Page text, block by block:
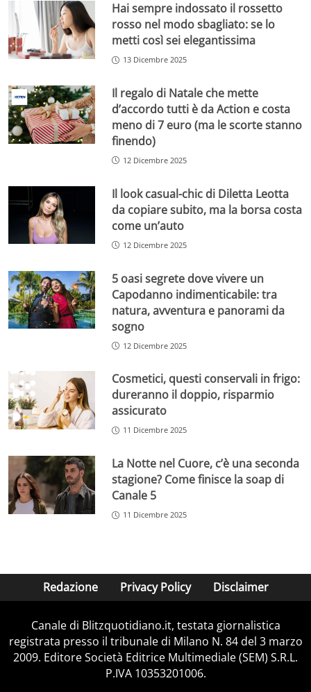
Hai sempre indossato il rossetto
rosso nel modo sbagliato: se lo
metti così sei elegantissima
13 Dicembre 2025
Il regalo di Natale che mette
d’accordo tutti è da Action e costa
meno di 7 euro (ma le scorte stanno
finendo)
12 Dicembre 2025
Il look casual-chic di Diletta Leotta
da copiare subito, ma la borsa costa
come un’auto
12 Dicembre 2025
5 oasi segrete dove vivere un
Capodanno indimenticabile: tra
natura, avventura e panorami da
sogno
12 Dicembre 2025
Cosmetici, questi conservali in frigo:
dureranno il doppio, risparmio
assicurato
11 Dicembre 2025
La Notte nel Cuore, c’è una seconda
stagione? Come finisce la soap di
Canale 5
11 Dicembre 2025
Redazione Privacy Policy Disclaimer
Canale di Blitzquotidiano.it, testata giornalistica
registrata presso il tribunale di Milano N. 84 del 3 marzo
2009. Editore Società Editrice Multimediale (SEM) S.R.L.
P.IVA 10353201006.